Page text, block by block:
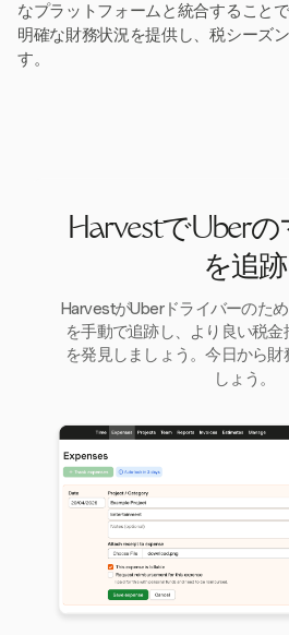
なプラットフォームと統合すること
明確な財務状況を提供し、税シーズ
す。
HarvestでUber
を追跡
HarvestがUberドライバーのた
を手動で追跡し、より良い税
を発見しましょう。今日から財
しょう。